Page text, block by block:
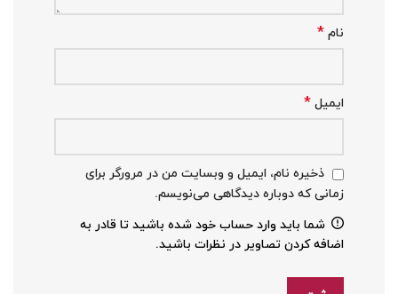
نام *
ایمیل *
ذخیره نام، ایمیل و وبسایت من در مرورگر برای
زمانی که دوباره دیدگاهی می‌نویسم.
شما باید وارد حساب خود شده باشید تا قادر به
اضافه کردن تصاویر در نظرات باشید.